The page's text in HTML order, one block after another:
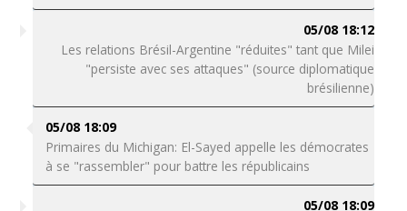
05/08 18:12
Les relations Brésil-Argentine "réduites" tant que Milei
"persiste avec ses attaques" (source diplomatique
brésilienne)
05/08 18:09
Primaires du Michigan: El-Sayed appelle les démocrates
à se "rassembler" pour battre les républicains
05/08 18:09